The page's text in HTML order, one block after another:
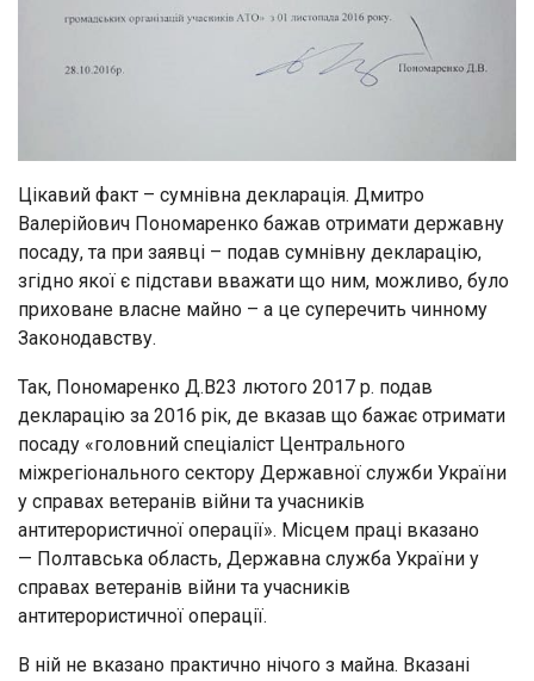
Цікавий факт – сумнівна декларація. Дмитро
Валерійович Пономаренко бажав отримати державну
посаду, та при заявці – подав сумнівну декларацію,
згідно якої є підстави вважати що ним, можливо, було
приховане власне майно – а це суперечить чинному
Законодавству.
Так, Пономаренко Д.В23 лютого 2017 р. подав
декларацію за 2016 рік, де вказав що бажає отримати
посаду «головний спеціаліст Центрального
міжрегіонального сектору Державної служби України
у справах ветеранів війни та учасників
антитерористичної операції». Місцем праці вказано
— Полтавська область, Державна служба України у
справах ветеранів війни та учасників
антитерористичної операції.
В ній не вказано практично нічого з майна. Вказані